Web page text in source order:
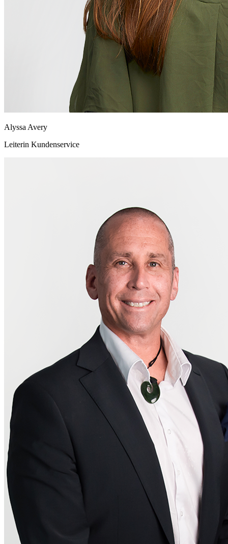
Alyssa Avery
Leiterin Kundenservice